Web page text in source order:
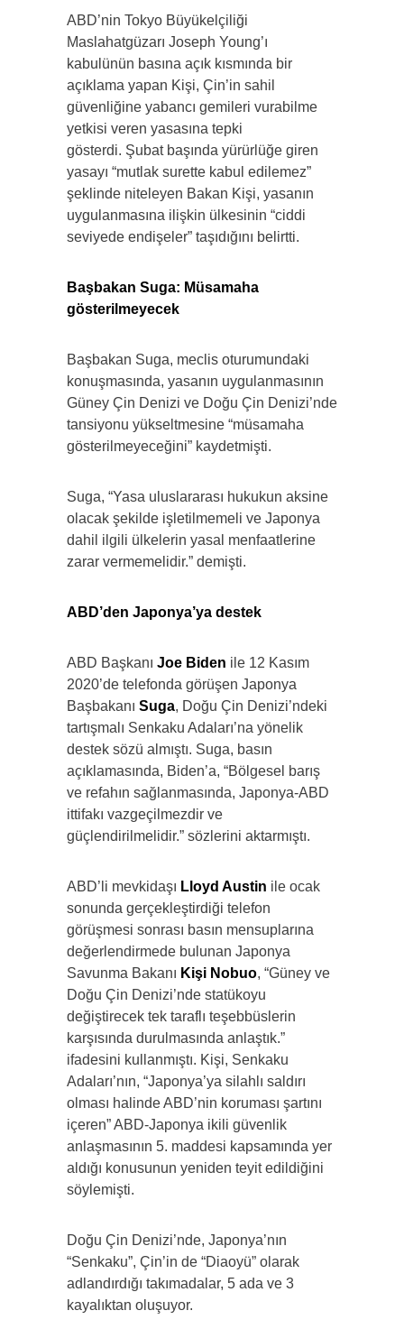
ABD’nin Tokyo Büyükelçiliği
Maslahatgüzarı Joseph Young’ı
kabulünün basına açık kısmında bir
açıklama yapan Kişi, Çin’in sahil
güvenliğine yabancı gemileri vurabilme
yetkisi veren yasasına tepki
gösterdi. Şubat başında yürürlüğe giren
yasayı “mutlak surette kabul edilemez”
şeklinde niteleyen Bakan Kişi, yasanın
uygulanmasına ilişkin ülkesinin “ciddi
seviyede endişeler” taşıdığını belirtti.
Başbakan Suga: Müsamaha
gösterilmeyecek
Başbakan Suga, meclis oturumundaki
konuşmasında, yasanın uygulanmasının
Güney Çin Denizi ve Doğu Çin Denizi’nde
tansiyonu yükseltmesine “müsamaha
gösterilmeyeceğini” kaydetmişti.
Suga, “Yasa uluslararası hukukun aksine
olacak şekilde işletilmemeli ve Japonya
dahil ilgili ülkelerin yasal menfaatlerine
zarar vermemelidir.” demişti.
ABD’den Japonya’ya destek
ABD Başkanı Joe Biden ile 12 Kasım
2020’de telefonda görüşen Japonya
Başbakanı Suga, Doğu Çin Denizi’ndeki
tartışmalı Senkaku Adaları’na yönelik
destek sözü almıştı. Suga, basın
açıklamasında, Biden’a, “Bölgesel barış
ve refahın sağlanmasında, Japonya-ABD
ittifakı vazgeçilmezdir ve
güçlendirilmelidir.” sözlerini aktarmıştı.
ABD’li mevkidaşı Lloyd Austin ile ocak
sonunda gerçekleştirdiği telefon
görüşmesi sonrası basın mensuplarına
değerlendirmede bulunan Japonya
Savunma Bakanı Kişi Nobuo, “Güney ve
Doğu Çin Denizi’nde statükoyu
değiştirecek tek taraflı teşebbüslerin
karşısında durulmasında anlaştık.”
ifadesini kullanmıştı. Kişi, Senkaku
Adaları’nın, “Japonya’ya silahlı saldırı
olması halinde ABD’nin koruması şartını
içeren” ABD-Japonya ikili güvenlik
anlaşmasının 5. maddesi kapsamında yer
aldığı konusunun yeniden teyit edildiğini
söylemişti.
Doğu Çin Denizi’nde, Japonya’nın
“Senkaku”, Çin’in de “Diaoyü” olarak
adlandırdığı takımadalar, 5 ada ve 3
kayalıktan oluşuyor.